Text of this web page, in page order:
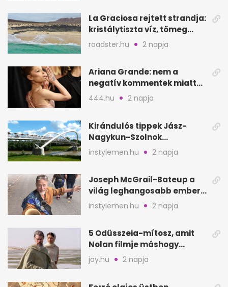
La Graciosa rejtett strandja:
kristálytiszta víz, tömeg
nélkül
roadster.hu 2 napja
Ariana Grande: nem a
negatív kommentek miatt
vonul vissza
444.hu 2 napja
Kirándulós tippek Jász-
Nagykun-Szolnok
megyében: 6 kihagyhatatlan
hely
instylemen.hu 2 napja
Joseph McGrail-Bateup a
világ leghangosabb embere
lett Ausztráliából
instylemen.hu 2 napja
5 Odüsszeia-mítosz, amit
Nolan filmje máshogy
mutat, mint Homérosz
joy.hu 2 napja